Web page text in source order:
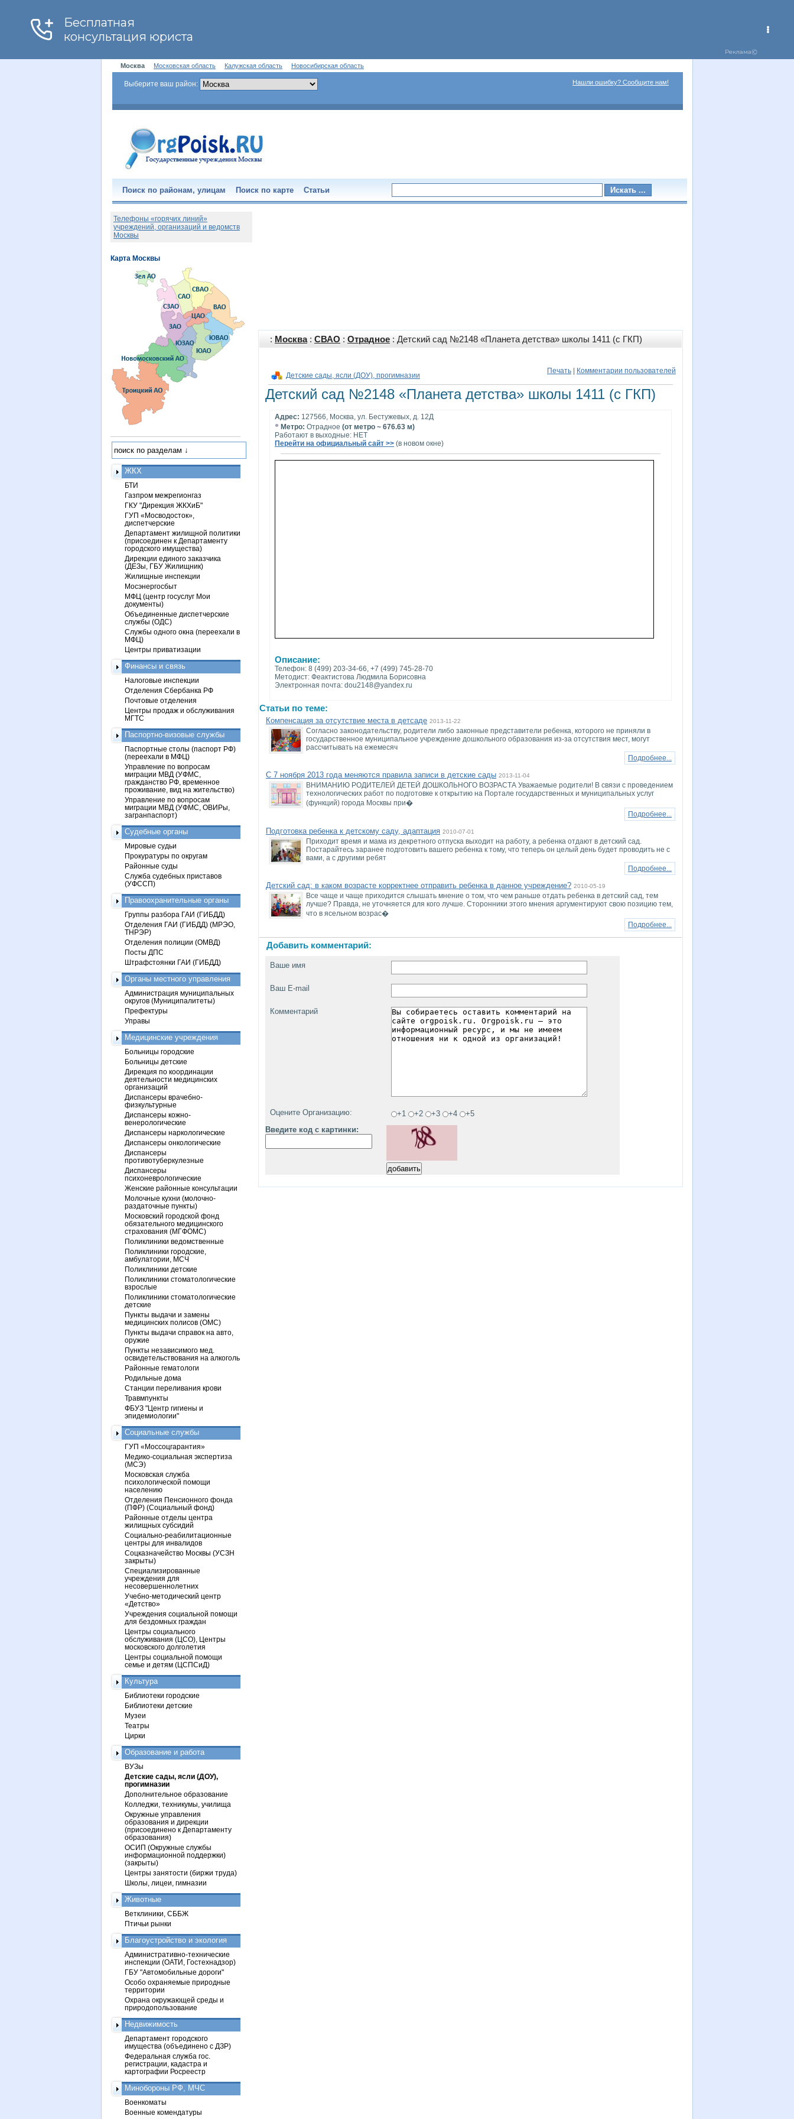
Москва Московская область Калужская область Новосибирская область
Выберите ваш район: Нашли ошибку? Сообщите нам!
Поиск по районам, улицам Поиск по карте Статьи
: Москва: СВАО : Отрадное : Детский сад №2148 «Планета детства» школы 1411 (с ГКП)
Печать Комментарии пользователей
Детские сады, ясли (ДОУ), прогимназии
Детский сад №2148 «Планета детства» школы 1411 (с ГКП)
Адрес: 127566, Москва, ул. Бестужевых, д. 12Д
• Метро: Отрадное (от метро ~ 676.63 м)
Работают в выходные: НЕТ
Перейти на официальный сайт >> (в новом окне)
Описание:
Телефон: 8 (499) 203-34-66, +7 (499) 745-28-70
Методист: Феактистова Людмила Борисовна
Электронная почта: dou2148@yandex.ru
Статьи по теме:
Компенсация за отсутствие места в детсаде 2013-11-22
Согласно законодательству, родители либо законные представители ребенка, которого не приняли в
государственное муниципальное учреждение дошкольного образования из-за отсутствия мест, могут
рассчитывать на ежемесяч
Подробнее...
С 7 ноября 2013 года меняются правила записи в детские сады 2013-11-04
ВНИМАНИЮ РОДИТЕЛЕЙ ДЕТЕЙ ДОШКОЛЬНОГО ВОЗРАСТА Уважаемые родители! В связи с проведением
технологических работ по подготовке к открытию на Портале государственных и муниципальных услуг
(функций) города Москвы при�
Подробнее...
Подготовка ребенка к детскому саду, адаптация 2010-07-01
Приходит время и мама из декретного отпуска выходит на работу, а ребенка отдают в детский сад.
Постарайтесь заранее подготовить вашего ребенка к тому, что теперь он целый день будет проводить не с
вами, а с другими ребят
Подробнее...
Детский сад: в каком возрасте корректнее отправить ребенка в данное учреждение? 2010-05-19
Все чаще и чаще приходится слышать мнение о том, что чем раньше отдать ребенка в детский сад, тем
лучше? Правда, не уточняется для кого лучше. Сторонники этого мнения аргументируют свою позицию тем,
что в ясельном возрас�
Подробнее...
Добавить комментарий:
Ваше имя
Ваш E-mail
Комментарий
Оцените Организацию: +1 +2 +3 +4
+5
Введите код с картинки:
Телефоны «горячих линий»
учреждений, организаций и ведомств
Москвы
ЖКХ
БТИ
Газпром межрегионгаз
ГКУ "Дирекция ЖКХиБ"
ГУП «Мосводосток»,
диспетчерские
Департамент жилищной политики
(присоединен к Департаменту
городского имущества)
Дирекции единого заказчика
(ДЕЗы, ГБУ Жилищник)
Жилищные инспекции
Мосэнергосбыт
МФЦ (центр госуслуг Мои
документы)
Объединенные диспетчерские
службы (ОДС)
Службы одного окна (переехали в
МФЦ)
Центры приватизации
Финансы и связь
Налоговые инспекции
Отделения Сбербанка РФ
Почтовые отделения
Центры продаж и обслуживания
МГТС
Паспортно-визовые службы
Паспортные столы (паспорт РФ)
(переехали в МФЦ)
Управление по вопросам
миграции МВД (УФМС,
гражданство РФ, временное
проживание, вид на жительство)
Управление по вопросам
миграции МВД (УФМС, ОВИРы,
загранпаспорт)
Судебные органы
Мировые судьи
Прокуратуры по округам
Районные суды
Служба судебных приставов
(УФССП)
Правоохранительные органы
Группы разбора ГАИ (ГИБДД)
Отделения ГАИ (ГИБДД) (МРЭО,
ТНРЭР)
Отделения полиции (ОМВД)
Посты ДПС
Штрафстоянки ГАИ (ГИБДД)
Органы местного управления
Администрация муниципальных
округов (Муниципалитеты)
Префектуры
Управы
Медицинские учреждения
Больницы городские
Больницы детские
Дирекция по координации
деятельности медицинских
организаций
Диспансеры врачебно-
физкультурные
Диспансеры кожно-
венерологические
Диспансеры наркологические
Диспансеры онкологические
Диспансеры
противотуберкулезные
Диспансеры
психоневрологические
Женские районные консультации
Молочные кухни (молочно-
раздаточные пункты)
Московский городской фонд
обязательного медицинского
страхования (МГФОМС)
Поликлиники ведомственные
Поликлиники городские,
амбулатории, МСЧ
Поликлиники детские
Поликлиники стоматологические
взрослые
Поликлиники стоматологические
детские
Пункты выдачи и замены
медицинских полисов (ОМС)
Пункты выдачи справок на авто,
оружие
Пункты независимого мед.
освидетельствования на алкоголь
Районные гематологи
Родильные дома
Станции переливания крови
Травмпункты
ФБУЗ "Центр гигиены и
эпидемиологии"
Социальные службы
ГУП «Моссоцгарантия»
Медико-социальная экспертиза
(МСЭ)
Московская служба
психологической помощи
населению
Отделения Пенсионного фонда
(ПФР) (Социальный фонд)
Районные отделы центра
жилищных субсидий
Социально-реабилитационные
центры для инвалидов
Соцказначейство Москвы (УСЗН
закрыты)
Специализированные
учреждения для
несовершеннолетних
Учебно-методический центр
«Детство»
Учреждения социальной помощи
для бездомных граждан
Центры социального
обслуживания (ЦСО), Центры
московского долголетия
Центры социальной помощи
семье и детям (ЦСПСиД)
Культура
Библиотеки городские
Библиотеки детские
Музеи
Театры
Цирки
Образование и работа
ВУЗы
Детские сады, ясли (ДОУ),
прогимназии
Дополнительное образование
Колледжи, техникумы, училища
Окружные управления
образования и дирекции
(присоединено к Департаменту
образования)
ОСИП (Окружные службы
информационной поддержки)
(закрыты)
Центры занятости (биржи труда)
Школы, лицеи, гимназии
Животные
Ветклиники, СББЖ
Птичьи рынки
Благоустройство и экология
Административно-технические
инспекции (ОАТИ, Гостехнадзор)
ГБУ "Автомобильные дороги"
Особо охраняемые природные
территории
Охрана окружающей среды и
природопользование
Недвижимость
Департамент городского
имущества (объединено с ДЗР)
Федеральная служба гос.
регистрации, кадастра и
картографии Росреестр
Минобороны РФ, МЧС
Военкоматы
Военные комендатуры